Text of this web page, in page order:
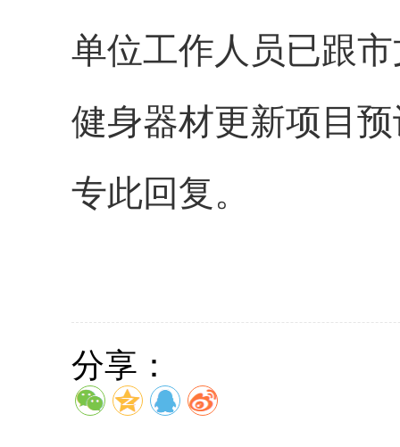
单位工作人员已跟
健身器材更新项目
专此回复。
分享：